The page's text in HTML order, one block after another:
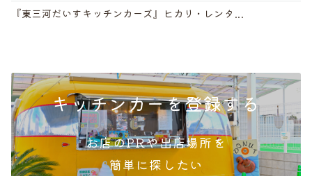
『東三河だいすキッチンカーズ』ヒカリ・レンタ...
キッチンカーを登録する
お店のPRや出店場所を
簡単 に探したい